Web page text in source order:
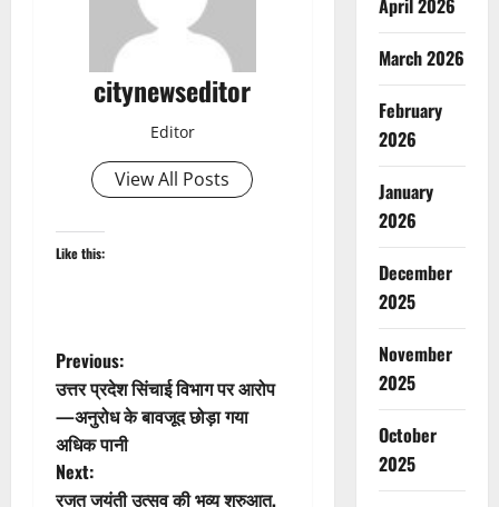
citynewseditor
Editor
View All Posts
Like this:
P
o
s
Previous:
उत्तर प्रदेश सिंचाई विभाग पर आरोप
—अनुरोध के बावजूद छोड़ा गया
अधिक पानी
Next:
रजत जयंती उत्सव की भव्य शुरुआत,
April 2026
March 2026
February
2026
January
2026
December
2025
November
2025
October
2025